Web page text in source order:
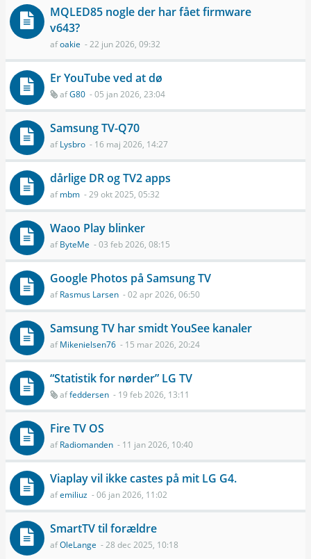
MQLED85 nogle der har fået firmware
v643?
afoakie - 22 jun 2026, 09:32
Er YouTube ved at dø
afG80 - 05 jan 2026, 23:04
Samsung TV-Q70
afLysbro - 16 maj 2026, 14:27
dårlige DR og TV2 apps
afmbm - 29 okt 2025, 05:32
Waoo Play blinker
afByteMe - 03 feb 2026, 08:15
Google Photos på Samsung TV
afRasmus Larsen - 02 apr 2026, 06:50
Samsung TV har smidt YouSee kanaler
afMikenielsen76 - 15 mar 2026, 20:24
“Statistik for nørder” LG TV
affeddersen - 19 feb 2026, 13:11
Fire TV OS
afRadiomanden - 11 jan 2026, 10:40
Viaplay vil ikke castes på mit LG G4.
afemiliuz - 06 jan 2026, 11:02
SmartTV til forældre
afOleLange - 28 dec 2025, 10:18